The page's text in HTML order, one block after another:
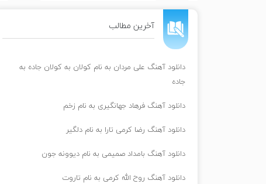
آخرین مطالب
دانلود آهنگ علی مردان به نام کولان به کولان جاده به
جاده
دانلود آهنگ فرهاد جهانگیری به نام زخم
دانلود آهنگ رضا کرمی تارا به نام دلگیر
دانلود آهنگ بامداد صمیمی به نام دیوونه جون
دانلود آهنگ روح الله کرمی به نام تاروت